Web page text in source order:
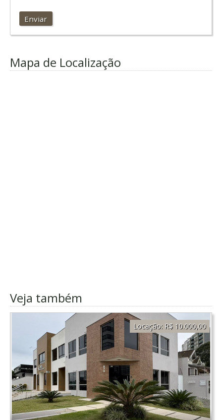
Enviar
Mapa de Localização
Veja também
Locação: R$ 10.000,00